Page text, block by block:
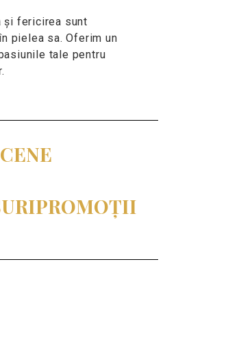
și fericirea sunt
pielea sa. Oferim un
tale pentru
PROMOȚII